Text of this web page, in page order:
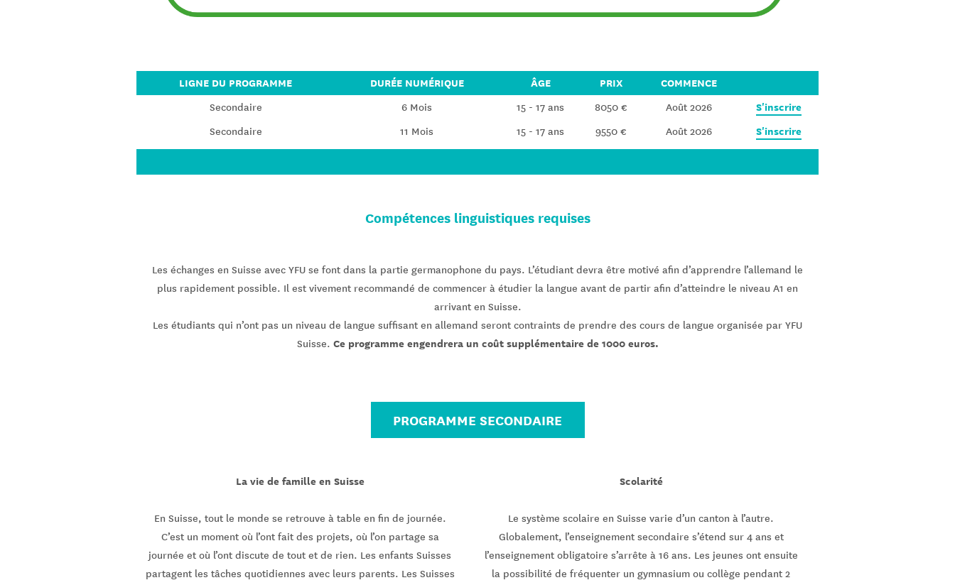
LIGNE DU PROGRAMME DURÉE NUMÉRIQUE ÂGE PRIX COMMENCE
Secondaire 6 Mois 15 - 17 ans 8050 € Août 2026 S'inscrire
Secondaire 11 Mois 15 - 17 ans 9550 € Août 2026 S'inscrire
Compétences linguistiques requises
Les échanges en Suisse avec YFU se font dans la partie germanophone du pays. L’étudiant devra être motivé afin d’apprendre l’allemand le
plus rapidement possible. Il est vivement recommandé de commencer à étudier la langue avant de partir afin d’atteindre le niveau A1 en
arrivant en Suisse.
Les étudiants qui n’ont pas un niveau de langue suffisant en allemand seront contraints de prendre des cours de langue organisée par YFU
Suisse. Ce programme engendrera un coût supplémentaire de 1000 euros.
PROGRAMME SECONDAIRE
La vie de famille en Suisse
En Suisse, tout le monde se retrouve à table en fin de journée.
C’est un moment où l’ont fait des projets, où l’on partage sa
journée et où l’ont discute de tout et de rien. Les enfants Suisses
partagent les tâches quotidiennes avec leurs parents. Les Suisses
Scolarité
Le système scolaire en Suisse varie d’un canton à l’autre.
Globalement, l’enseignement secondaire s’étend sur 4 ans et
l’enseignement obligatoire s’arrête à 16 ans. Les jeunes ont ensuite
la possibilité de fréquenter un gymnasium ou collège pendant 2